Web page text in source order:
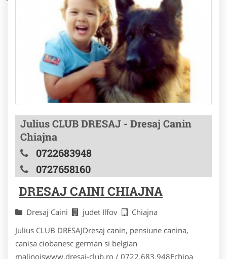
Julius CLUB DRESAJ - Dresaj Canin
Chiajna
0722683948
0727658160
DRESAJ CAINI CHIAJNA
Dresaj Caini judet Ilfov
Chiajna
Julius CLUB DRESAJDresaj canin, pensiune canina,
canisa ciobanesc german si belgian
malinoiswww.dresaj-club.ro / 0722.683.948Echipa